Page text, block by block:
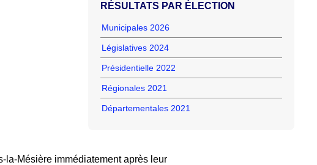
RÉSULTATS PAR ÉLECTION
Municipales 2026
Législatives 2024
Présidentielle 2022
Régionales 2021
Départementales 2021
la-Mésière immédiatement après leur